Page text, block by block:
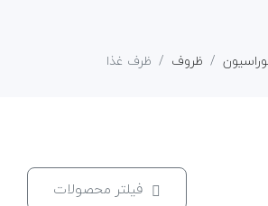
ظروف ظرف غذا
فیلتر محصولات